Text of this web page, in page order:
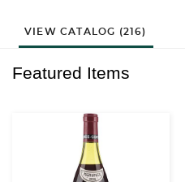
VIEW CATALOG (216)
Featured Items